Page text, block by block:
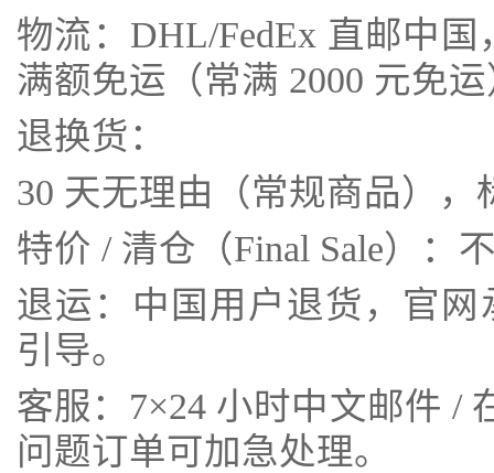
物流：DHL/FedEx 直邮中
满额免运（常满 2000 元免
退换货：
30 天无理由（常规商品）
特价 / 清仓（Final Sale）：
退运：中国用户退货，官
引导。
客服：7×24 小时中文邮件 /
问题订单可加急处理。